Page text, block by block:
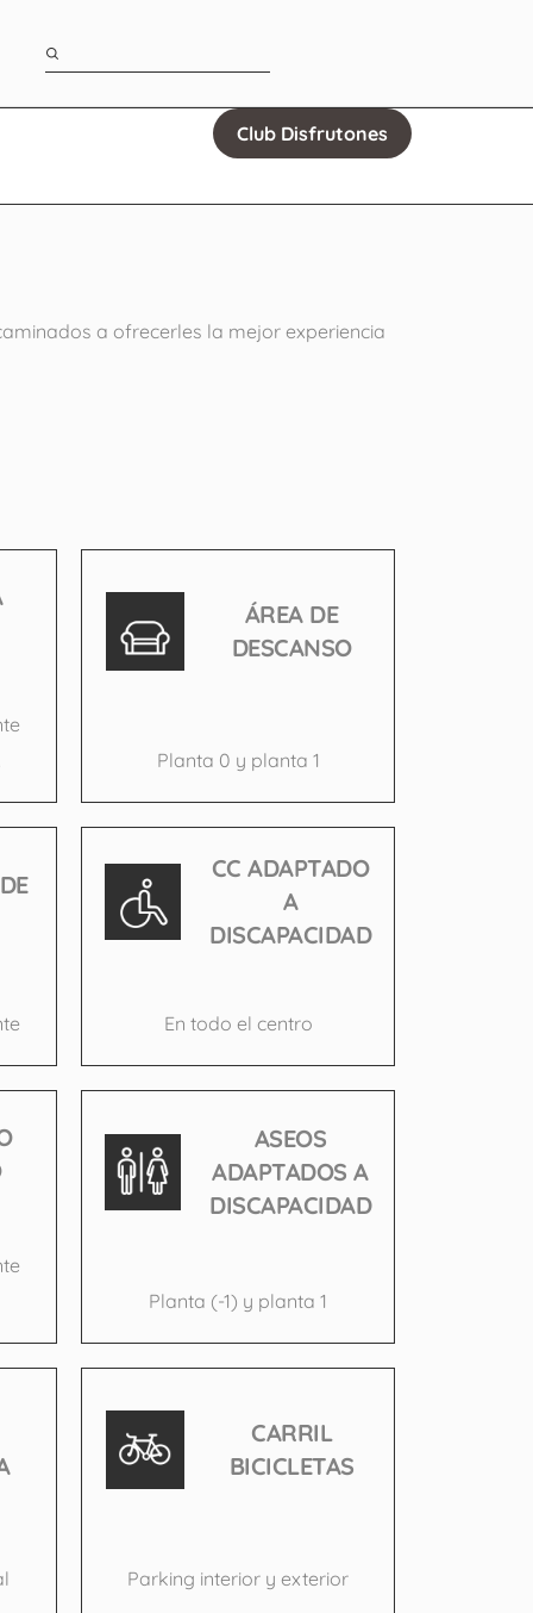
Club Disfrutones
a ofrecerles la mejor experiencia
ÁREA DE
DESCANSO
Planta 0 y planta 1
CC ADAPTADO
A
DISCAPACIDAD
En todo el centro
ASEOS
ADAPTADOS A
DISCAPACIDAD
Planta (-1) y planta 1
CARRIL
BICICLETAS
Parking interior y exterior